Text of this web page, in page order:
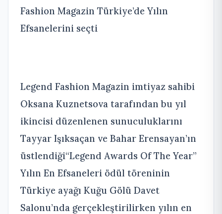
Fashion Magazin Türkiye’de Yılın
Efsanelerini seçti
Legend Fashion Magazin imtiyaz sahibi
Oksana Kuznetsova tarafından bu yıl
ikincisi düzenlenen sunuculuklarını
Tayyar Işıksaçan ve Bahar Erensayan’ın
üstlendiği“Legend Awards Of The Year”
Yılın En Efsaneleri ödül töreninin
Türkiye ayağı Kuğu Gölü Davet
Salonu’nda gerçekleştirilirken yılın en